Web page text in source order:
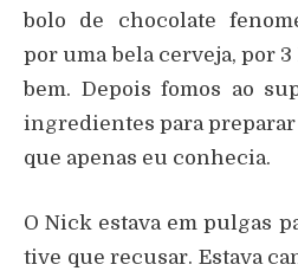
bolo de chocolate
por uma bela cerveja, por 3
bem. Depois fomos ao
ingredientes para
que apenas eu conhecia.
O Nick estava em pulgas
tive que recusar. Estava